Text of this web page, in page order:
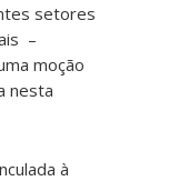
setores
–
moção
nesta
à